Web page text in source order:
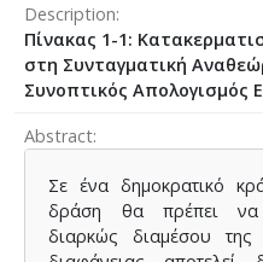
Description
Πίνακας 1-1:
στη Συνταγματική
Συνοπτικός Απολογισμός
Abstract
Σε ένα δημοκρατικό
δράση θα πρέπει να
διαρκώς διαμέσου